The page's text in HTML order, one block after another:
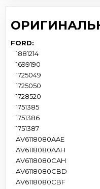
FORD:
1881214
1699190
1725049
1725050
1728520
1751385
1751386
1751387
AV6118080AAE
AV6118080AAH
AV6118080CAH
AV6118080CBD
AV6118080CBF